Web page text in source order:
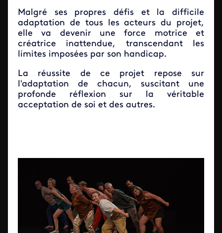
Malgré ses propres défis et la difficile
adaptation de tous les acteurs du projet,
elle va devenir une force motrice et
créatrice inattendue, transcendant les
limites imposées par son handicap.
La réussite de ce projet repose sur
l'adaptation de chacun, suscitant une
profonde réflexion sur la véritable
acceptation de soi et des autres.